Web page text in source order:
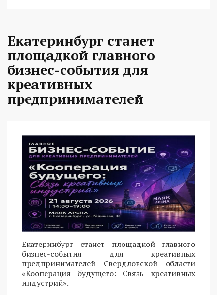
Екатеринбург станет
площадкой главного
бизнес-события для
креативных
предпринимателей
Екатеринбург станет площадкой главного
бизнес-события для креативных
предпринимателей Свердловской области
«Кооперация будущего: Связь креативных
индустрий».